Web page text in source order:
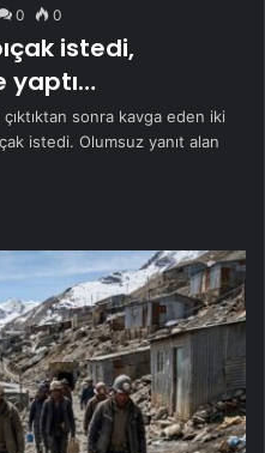
0 0
istedi,
yaptı…
sonra kavga eden iki
istedi. Olumsuz yanıt alan